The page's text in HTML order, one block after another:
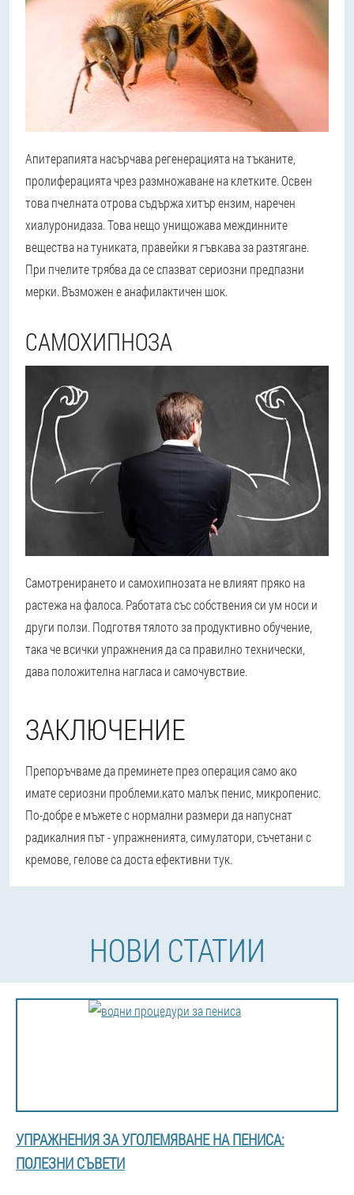
Апитерапията насърчава регенерацията на тъканите,
пролиферацията чрез размножаване на клетките. Освен
това пчелната отрова съдържа хитър ензим, наречен
хиалуронидаза. Това нещо унищожава междинните
вещества на туниката, правейки я гъвкава за разтягане.
При пчелите трябва да се спазват сериозни предпазни
мерки. Възможен е анафилактичен шок.
САМОХИПНОЗА
Самотренирането и самохипнозата не влияят пряко на
растежа на фалоса. Работата със собствения си ум носи и
други ползи. Подготвя тялото за продуктивно обучение,
така че всички упражнения да са правилно технически,
дава положителна нагласа и самочувствие.
ЗАКЛЮЧЕНИЕ
Препоръчваме да преминете през операция само ако
имате сериозни проблеми.като малък пенис, микропенис.
По-добре е мъжете с нормални размери да напуснат
радикалния път - упражненията, симулатори, съчетани с
кремове, гелове са доста ефективни тук.
НОВИ СТАТИИ
УПРАЖНЕНИЯ ЗА УГОЛЕМЯВАНЕ НА ПЕНИСА:
ПОЛЕЗНИ СЪВЕТИ